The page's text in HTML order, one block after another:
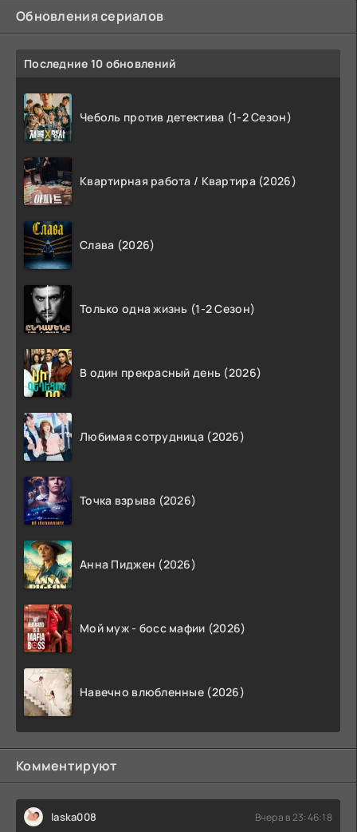
Обновления сериалов
Последние 10 обновлений
Чеболь против детектива (1-2 Сезон)
Квартирная работа / Квартира (2026)
Слава (2026)
Только одна жизнь (1-2 Сезон)
В один прекрасный день (2026)
Любимая сотрудница (2026)
Точка взрыва (2026)
Анна Пиджен (2026)
Мой муж - босс мафии (2026)
Навечно влюбленные (2026)
Комментируют
laska008 Вчера в 23:46:18